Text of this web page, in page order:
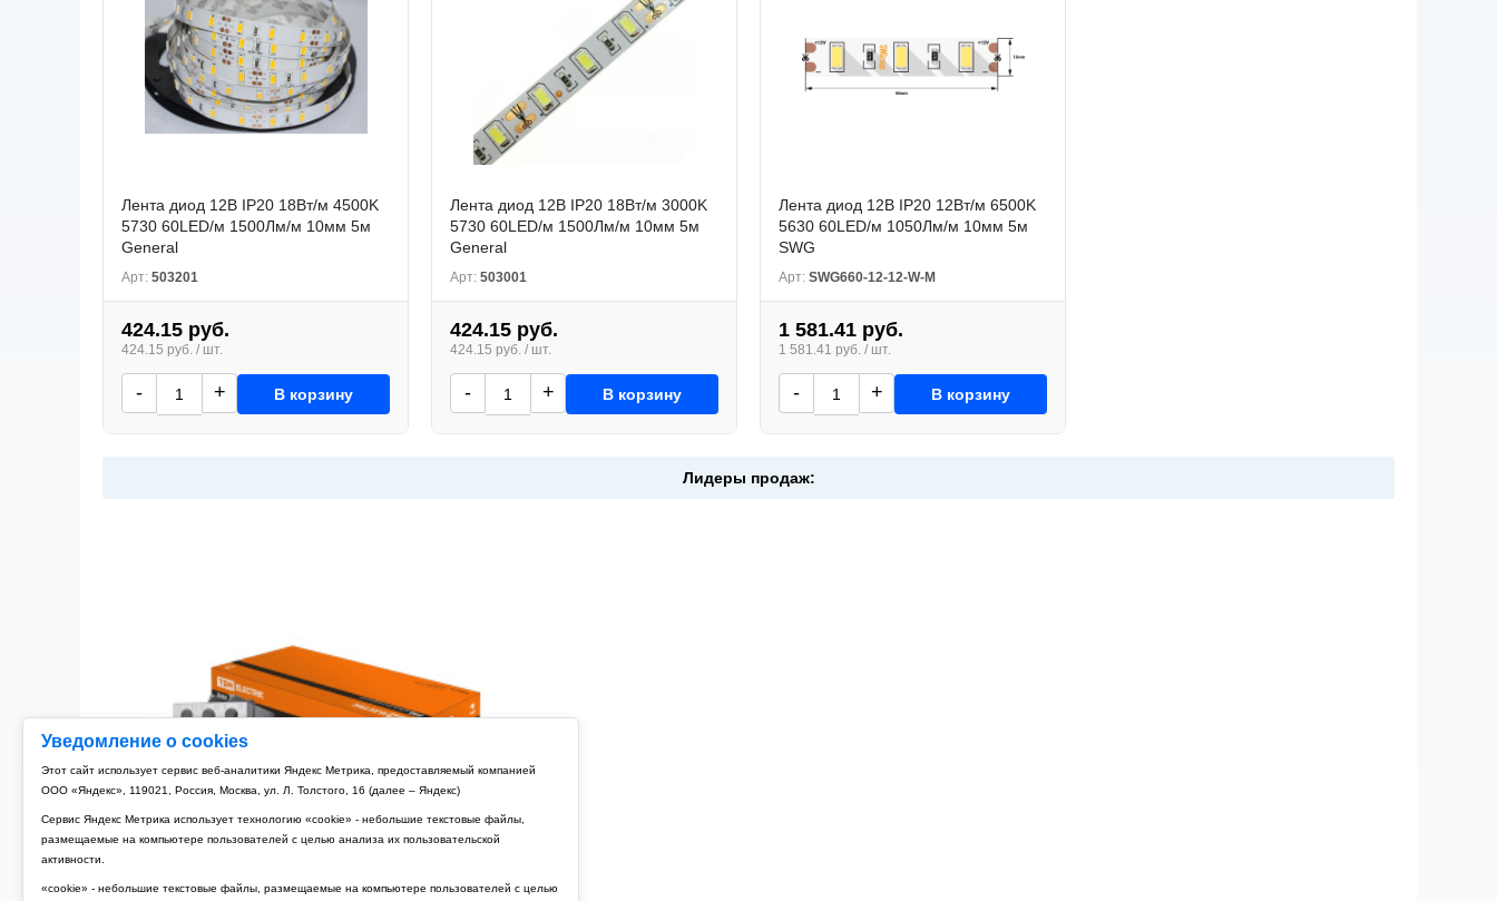
Уведомление о cookies
Этот сайт использует сервис веб-аналитики Яндекс Метрика, предоставляемый компанией
ООО «Яндекс», 119021, Россия, Москва, ул. Л. Толстого, 16 (далее – Яндекс)
Сервис Яндекс Метрика использует технологию «cookie» - небольшие текстовые файлы,
размещаемые на компьютере пользователей с целью анализа их пользовательской
активности.
«cookie» - небольшие текстовые файлы, размещаемые на компьютере пользователей с целью
Лента диод 12В IP20 18Вт/м 4500K
5730 60LED/м 1500Лм/м 10мм 5м
General
Арт: 503201
424.15 руб.
424.15 руб. / шт.
- + В корзину
Лента диод 12В IP20 18Вт/м 3000K
5730 60LED/м 1500Лм/м 10мм 5м
General
Арт: 503001
424.15 руб.
424.15 руб. / шт.
- + В корзину
Лента диод 12В IP20 12Вт/м 6500K
5630 60LED/м 1050Лм/м 10мм 5м
SWG
Арт: SWG660-12-12-W-M
1 581.41 руб.
1 581.41 руб. / шт.
- + В корзину
Лидеры продаж: